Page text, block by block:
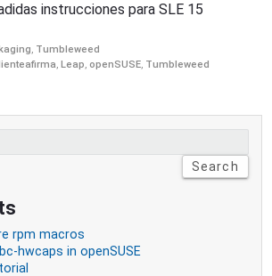
instrucciones para SLE 15
Tumbleweed
Leap openSUSE Tumbleweed
@firma/clienteafirma
rpm macros
hwcaps in openSUSE